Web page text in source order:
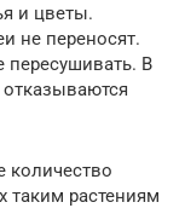
и цветы.
не переносят.
пересушивать. В
количество
таким растениям